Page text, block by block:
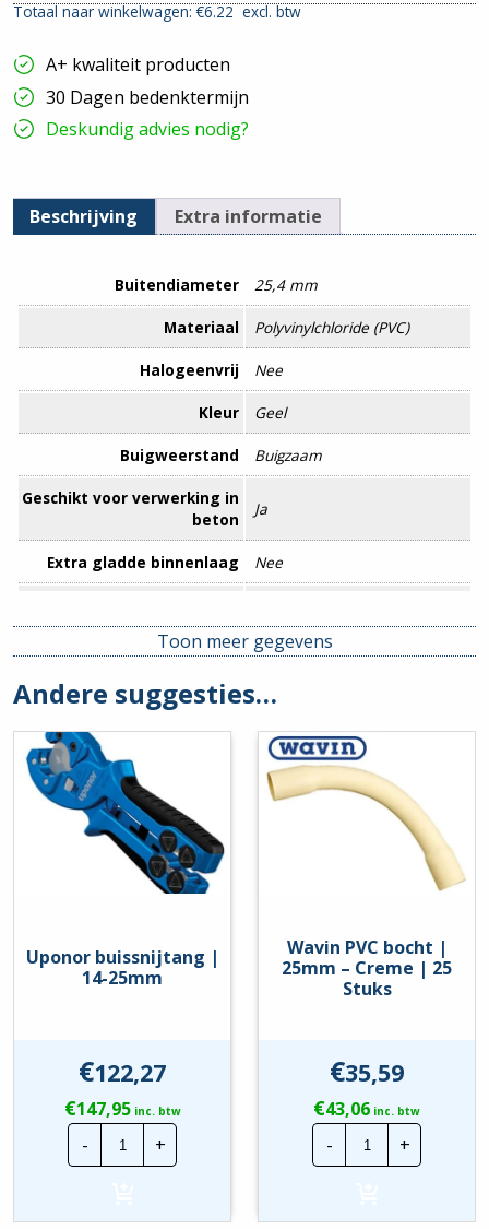
25mm
Creme
|
2
meter
hoeveelheid
Totaal naar winkelwagen: €6.22excl. btw
A+ kwaliteit producten
30 Dagen bedenktermijn
Deskundig advies nodig?
Beschrijving Extra informatie
Buitendiameter 25,4 mm
Materiaal Polyvinylchloride (PVC)
Halogeenvrij Nee
Kleur Geel
Buigweerstand Buigzaam
Geschikt voor verwerking in
beton
Ja
Extra gladde binnenlaag Nee
Bedrijfstemperatuur -10 – 60 °C
Binnendiameter
Buiteninstallatie Nee
Drukvastheidsklasse Medium (klasse 3 / 2 Joule)
Geschikt voor holle wand
montage
Geschikt voor installatie op
Geschikt voor verwerking in
aarde/ondergrond
systeeminstallatie
Met meterindicatie
Ondervloerinstallatie
Toon meer gegevens
Andere suggesties…
Uponor buissnijtang |
14-25mm
€122,27
€147,95inc. btw
-
Uponor
buissnijtang
|
hoeveelheid
+
Wavin PVC bocht |
25mm – Creme | 25
Stuks
€35,59
€43,06 inc. btw
-
Wavin
PVC
bocht
-
+